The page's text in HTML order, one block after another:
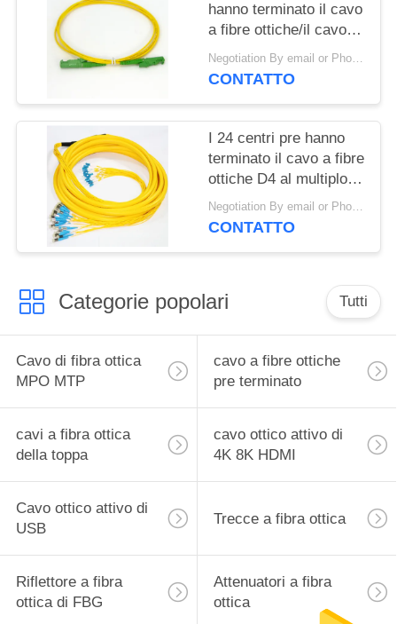
hanno terminato il cavo
a fibre ottiche/il cavo di
toppa Lszh di giallo
Negotiation By email or Phone Call MOQ:Dire di MOQ è 10pcs
CONTATTO
I 24 centri pre hanno
terminato il cavo a fibre
ottiche D4 al multiplo
pre installato di LC
UPC
Negotiation By email or Phone Call MOQ:Dire di MOQ è 10pcs
CONTATTO
Categorie popolari Tutti
Cavo di fibra ottica
MPO MTP
cavo a fibre ottiche
pre terminato
cavi a fibra ottica
della toppa
cavo ottico attivo di
4K 8K HDMI
Cavo ottico attivo di
USB
Trecce a fibra ottica
Riflettore a fibra
ottica di FBG
Attenuatori a fibra
ottica